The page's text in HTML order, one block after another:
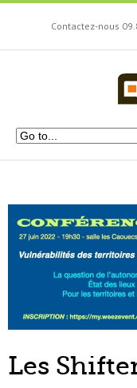
Contactez-nous
Les